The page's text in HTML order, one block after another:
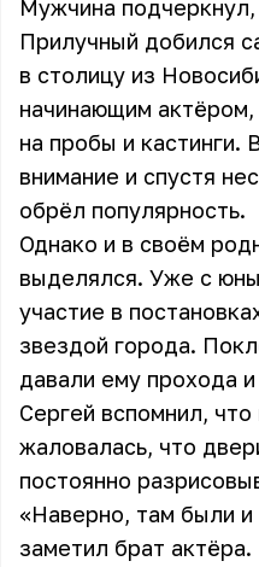
Мужчина
Прилучный добился
в столицу из
начинающим
на пробы и кастинги.
внимание и спустя
обрёл популярность.
Однако и в своём
выделялся. Уже с
участие в
звездой города.
давали ему прохода
Сергей вспомнил,
жаловалась, что
постоянно
«Наверно, там были
заметил брат актёра.